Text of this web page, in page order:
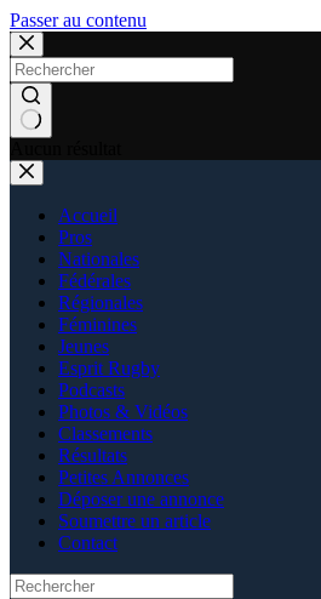
Passer au contenu
Accueil
Pros
Nationales
Fédérales
Régionales
Féminines
Jeunes
Esprit Rugby
Podcasts
Photos & Vidéos
Classements
Résultats
Petites Annonces
Déposer une annonce
Soumettre un article
Contact